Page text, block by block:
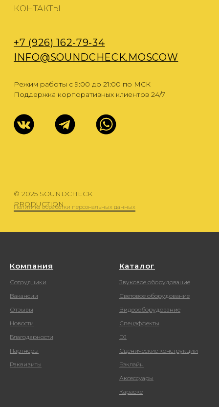
Компания
Сотрудники
Вакансии
Отзывы
Новости
Благодарности
Партнеры
Раквизиты
Каталог
Звуковое оборудование
Световое оборудование
Видеооборудование
Спецэффекты
DJ
Сценические конструкции
Бэклайн
Аксессуары
Караоке